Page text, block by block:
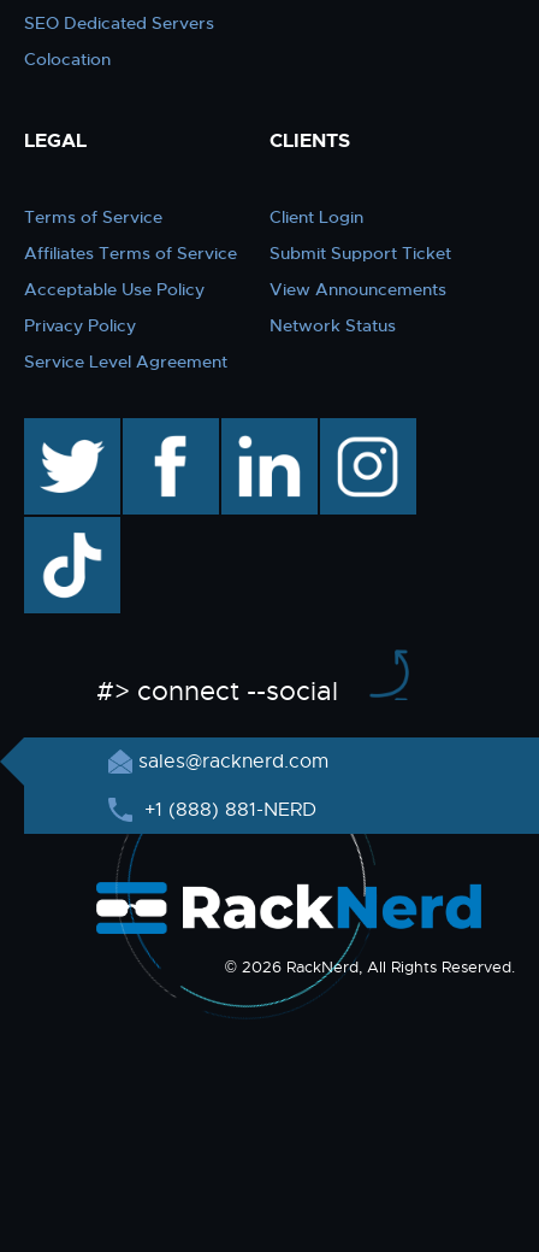
SEO Dedicated Servers
Colocation
LEGAL
Terms of Service
Affiliates Terms of Service
Acceptable Use Policy
Privacy Policy
Service Level Agreement
CLIENTS
Client Login
Submit Support Ticket
View Announcements
Network Status
facebook linkedin instagram
TikTok
#> connect --social
sales@racknerd.com
+1 (888) 881-NERD
© 2026 RackNerd, All Rights Reserved.